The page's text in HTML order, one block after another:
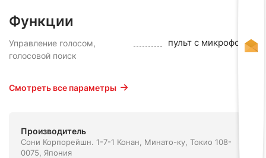
Функции
Управление голосом,
голосовой поиск
пульт с микрофоном
Смотреть все параметры
Производитель
Сони Корпорейшн. 1-7-1 Конан, Минато-ку, Токио 108-
0075, Япония